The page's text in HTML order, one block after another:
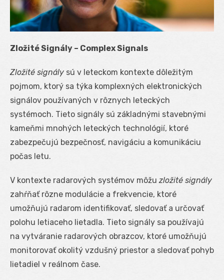
Zložité Signály – Complex Signals
Zložité signály sú v leteckom kontexte dôležitým
pojmom, ktorý sa týka komplexných elektronických
signálov používaných v rôznych leteckých
systémoch. Tieto signály sú základnými stavebnými
kameňmi mnohých leteckých technológií, ktoré
zabezpečujú bezpečnosť, navigáciu a komunikáciu
počas letu.
V kontexte radarových systémov môžuzložité signály
zahŕňať rôzne modulácie a frekvencie, ktoré
umožňujú radarom identifikovať, sledovať a určovať
polohu letiaceho lietadla. Tieto signály sa používajú
na vytváranie radarových obrazcov, ktoré umožňujú
monitorovať okolitý vzdušný priestor a sledovať pohyb
lietadiel v reálnom čase.